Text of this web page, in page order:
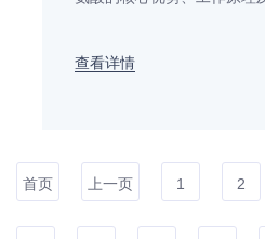
查看详情
首页 上一页 1 2